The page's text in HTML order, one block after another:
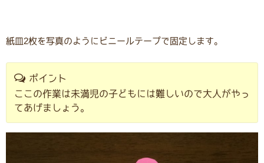
紙皿2枚を写真のようにビニールテープで固定します。
ポイント
ここの作業は未満児の子どもには難しいので大人がやっ
てあげましょう。